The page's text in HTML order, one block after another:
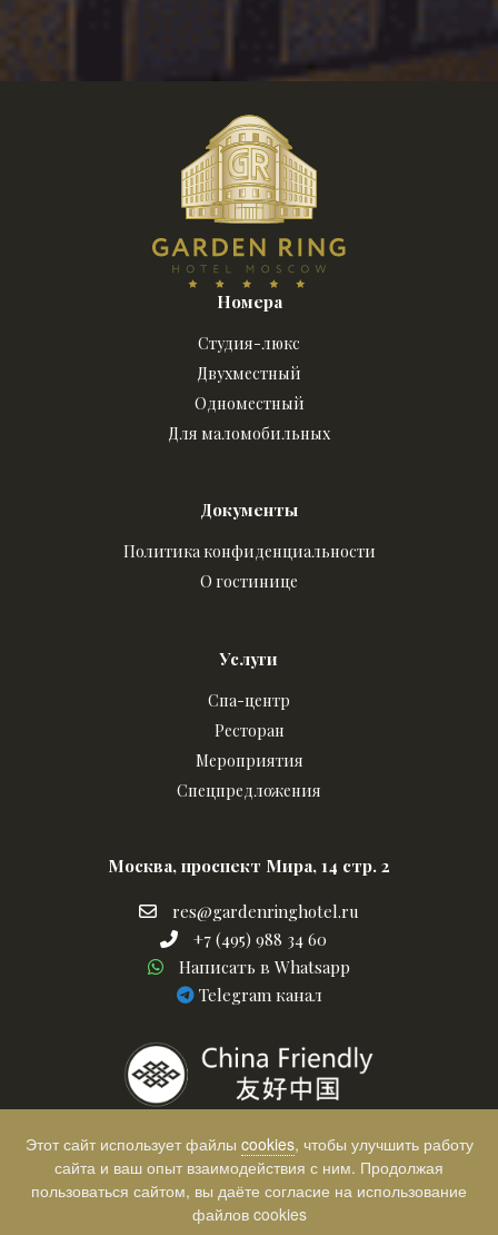
Этот сайт использует файлы cookies, чтобы улучшить работу
сайта и ваш опыт взаимодействия с ним. Продолжая
пользоваться сайтом, вы даёте согласие на использование
файлов cookies
Номера
Студия-люкс
Двухместный
Одноместный
Для маломобильных
Документы
Политика конфиденциальности
О гостинице
Услуги
Спа-центр
Ресторан
Мероприятия
Спецпредложения
Москва, проспект Мира, 14 стр. 2
res@gardenringhotel.ru
res@gardenringhotel.ru
+7
(495)
988
60
+7 (495) 988 34 60
Написать
в
Написать в Whatsapp
телеграм
Telegram канал